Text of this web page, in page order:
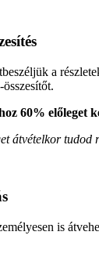
a
60% előleget
átvételkor tudod
is